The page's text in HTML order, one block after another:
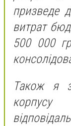
призведе
витрат
500 000
Також я